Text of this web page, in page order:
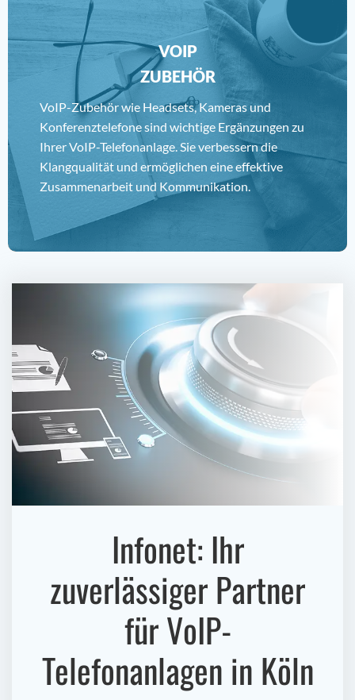
VOIP
ZUBEHÖR
VoIP-Zubehör wie Headsets, Kameras und
Konferenztelefone sind wichtige Ergänzungen zu
Ihrer VoIP-Telefonanlage. Sie verbessern die
Klangqualität und ermöglichen eine effektive
Zusammenarbeit und Kommunikation.
Infonet: Ihr
zuverlässiger Partner
für VoIP-
Telefonanlagen in Köln